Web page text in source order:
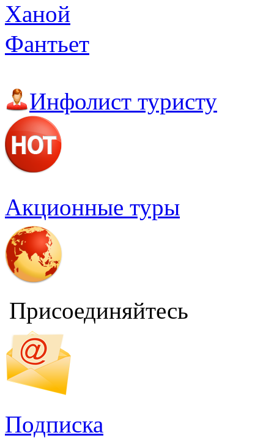
Ханой
Фантьет
Инфолист туристу
Акционные туры
Присоединяйтесь
Подписка